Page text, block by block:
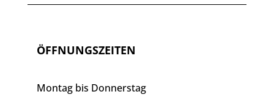
ÖFFNUNGSZEITEN
Montag bis Donnerstag